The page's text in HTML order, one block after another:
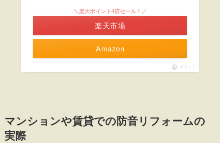
Amazon
＼楽天ポイント4倍セール！／
楽天市場
ポチップ
マンションや賃貸での防音リフォームの
実際